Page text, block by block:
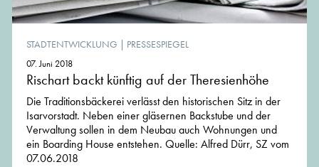
STADTENTWICKLUNG | PRESSESPIEGEL
07. Juni 2018
Rischart backt künftig auf der Theresienhöhe
Die Traditionsbäckerei verlässt den historischen Sitz in der
Isarvorstadt. Neben einer gläsernen Backstube und der
Verwaltung sollen in dem Neubau auch Wohnungen und
ein Boarding House entstehen. Quelle: Alfred Dürr, SZ vom
07.06.2018